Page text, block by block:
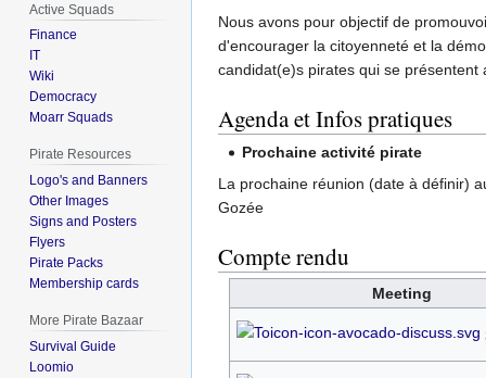
Nous avons pour objectif de
d'encourager la citoyenneté et la
candidat(e)s pirates qui se présentent
Agenda et Infos pratiques
Prochaine activité pirate
La prochaine réunion (date à définir)
Gozée
Compte rendu
Meeting
Active Squads
Finance
IT
Wiki
Democracy
Moarr Squads
Pirate Resources
Logo's and Banners
Other Images
Signs and Posters
Flyers
Pirate Packs
Membership cards
More Pirate Bazaar
Survival Guide
Loomio